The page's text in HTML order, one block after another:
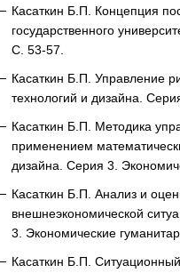
Касаткин Б.П. Концепция
государственного
С. 53-57.
Касаткин Б.П. Управление
технологий и дизайна.
Касаткин Б.П. Методика
применением
дизайна. Серия 3.
Касаткин Б.П. Анализ и
внешнеэкономической
3. Экономические
Касаткин Б.П.